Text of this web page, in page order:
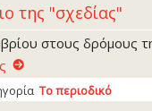
της "σχεδίας"
στους δρόμους
Το περιοδικό